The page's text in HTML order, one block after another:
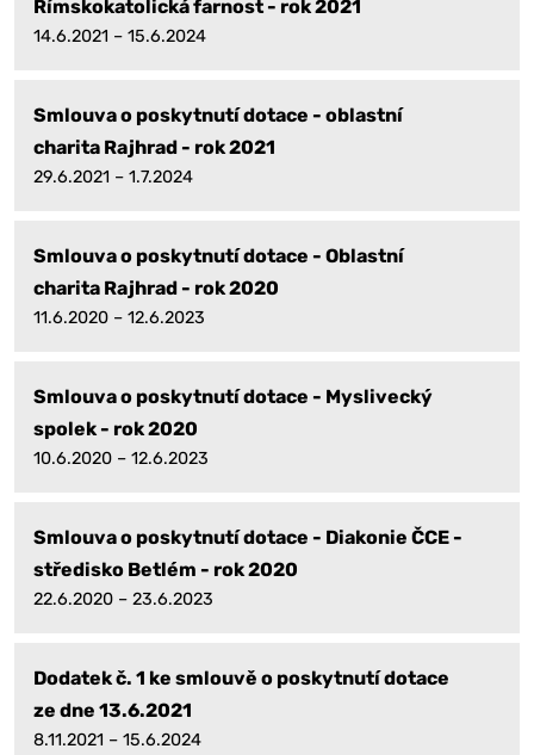
Římskokatolická farnost - rok 2021
14.6.2021 – 15.6.2024
Smlouva o poskytnutí dotace - oblastní
charita Rajhrad - rok 2021
29.6.2021 – 1.7.2024
Smlouva o poskytnutí dotace - Oblastní
charita Rajhrad - rok 2020
11.6.2020 – 12.6.2023
Smlouva o poskytnutí dotace - Myslivecký
spolek - rok 2020
10.6.2020 – 12.6.2023
Smlouva o poskytnutí dotace - Diakonie ČCE -
středisko Betlém - rok 2020
22.6.2020 – 23.6.2023
Dodatek č. 1 ke smlouvě o poskytnutí dotace
ze dne 13.6.2021
8.11.2021 – 15.6.2024